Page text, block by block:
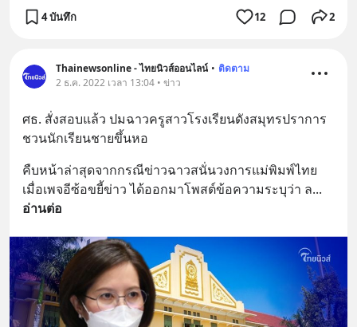
4 บันทึก 12 2
Thainewsonline - ไทยนิวส์ออนไลน์ • ติดตาม
2 ธ.ค. 2022 เวลา 13:04 • ข่าว
ศธ. สั่งสอบแล้ว ปมฉาวครูสาวโรงเรียนดังสมุทรปราการ
ชวนนักเรียนชายขึ้นหอ
คืบหน้าล่าสุดจากกรณีข่าวฉาวสนั่นวงการแม่พิมพ์ไทย
เมื่อเพจอีซ้อขยี้ข่าว ได้ออกมาโพสต์ข้อความระบุว่า ล
อ่านต่อ